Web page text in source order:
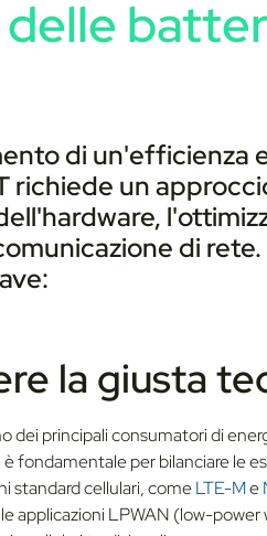
di un'efficienza
richiede un
di
la giusta
dei principali consumatori di
fondamentale per bilanciare le
standard cellulari, comeLTE-Me
applicazioni LPWAN (low-